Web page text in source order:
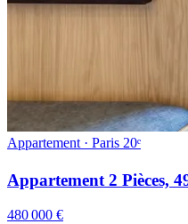
Appartement · Paris 20ᵉ
Appartement 2 Pièces,
480 000 €